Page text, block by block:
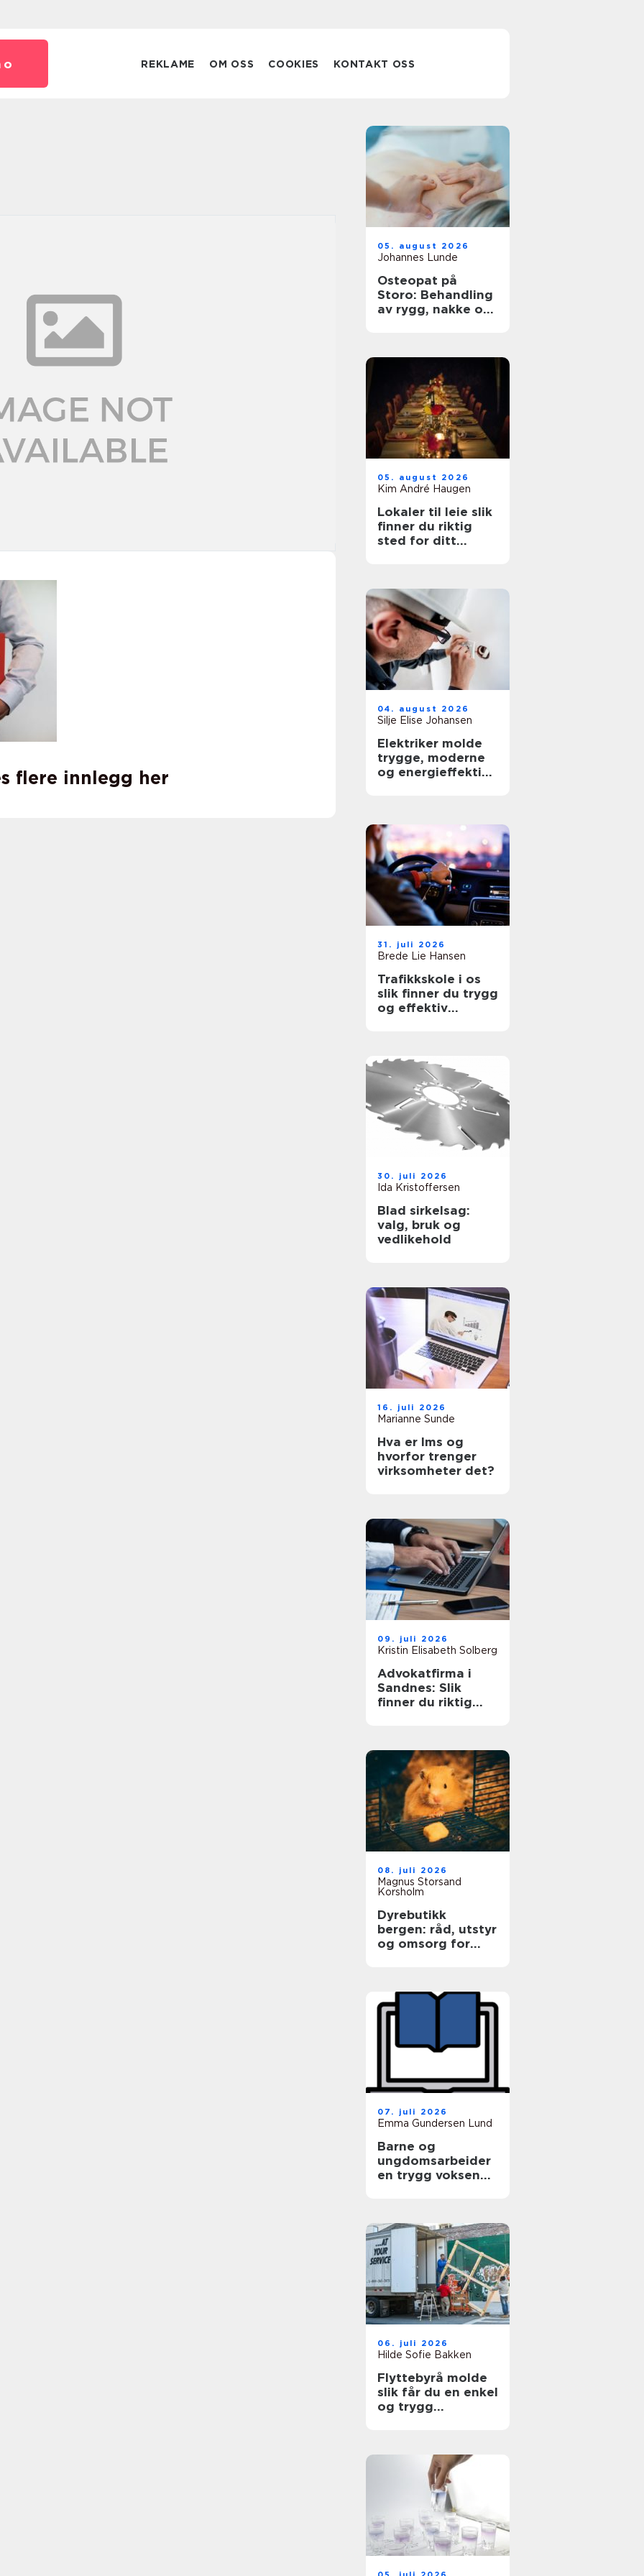
REKLAME OM OSS COOKIES KONTAKT OSS
flere innlegg her
05. august 2026
Johannes Lunde
Osteopat på
Storo: Behandling
av rygg, nakke og
05. august 2026
Kim André Haugen
Lokaler til leie slik
finner du riktig
sted for ditt
04. august 2026
Silje Elise Johansen
Elektriker molde
trygge, moderne
og energieffektive
31. juli 2026
Brede Lie Hansen
Trafikkskole i os
slik finner du trygg
og effektiv
30. juli 2026
Ida Kristoffersen
Blad sirkelsag:
valg, bruk og
vedlikehold
16. juli 2026
Marianne Sunde
Hva er lms og
hvorfor trenger
virksomheter det?
09. juli 2026
Kristin Elisabeth Solberg
Advokatfirma i
Sandnes: Slik
finner du riktig
08. juli 2026
Magnus Storsand
Korsholm
Dyrebutikk
bergen: råd, utstyr
og omsorg for
07. juli 2026
Emma Gundersen Lund
Barne og
ungdomsarbeider
en trygg voksen
06. juli 2026
Hilde Sofie Bakken
Flyttebyrå molde
slik får du en enkel
og trygg